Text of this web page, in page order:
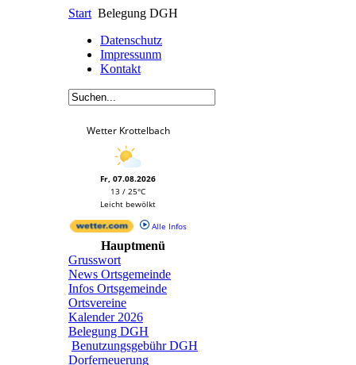
Start Belegung DGH
Datenschutz
Impressunm
Kontakt
Wetter Krottelbach
Fr, 07.08.2026
13 / 25°C
Leicht bewölkt
Alle Infos
Hauptmenü
Grusswort
News Ortsgemeinde
Infos Ortsgemeinde
Ortsvereine
Kalender 2026
Belegung DGH
Benutzungsgebühr DGH
Dorferneuerung